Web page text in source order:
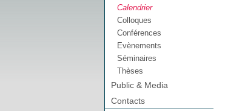
Calendrier
Colloques
Conférences
Evènements
Séminaires
Thèses
Public & Media
Contacts